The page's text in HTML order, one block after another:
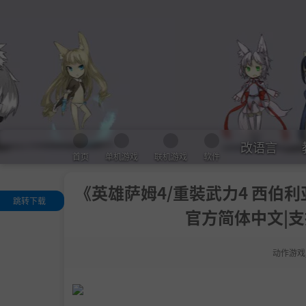
首页 单机游戏 联机游戏 软件
改语言
《英雄萨姆4/重裝武力4 西伯
官方简体中文|
动作游戏
跳转下载